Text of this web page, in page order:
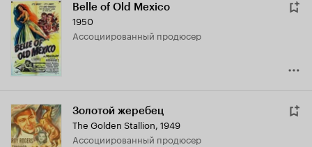
Belle of Old Mexico
1950
ассоциированный продюсер
Золотой жеребец
The Golden Stallion, 1949
ассоциированный продюсер